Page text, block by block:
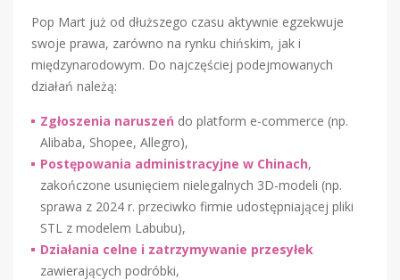
Pop Mart już od dłuższego czasu aktywnie egzekwuje
swoje prawa, zarówno na rynku chińskim, jak i
międzynarodowym. Do najczęściej podejmowanych
działań należą:
Zgłoszenia naruszeń do platform e-commerce (np.
Alibaba, Shopee, Allegro),
Postępowania administracyjne w Chinach,
zakończone usunięciem nielegalnych 3D-modeli (np.
sprawa z 2024 r. przeciwko firmie udostępniającej pliki
STL z modelem Labubu),
Działania celne i zatrzymywanie przesyłek
zawierających podróbki,